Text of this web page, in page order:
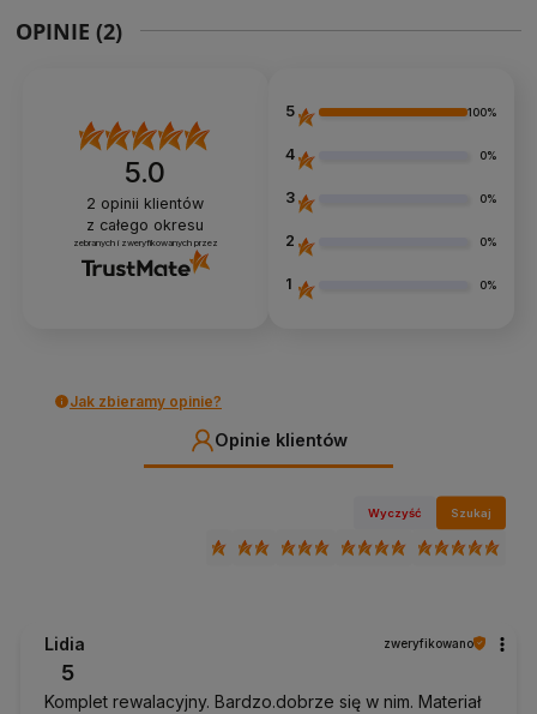
OPINIE (2)
5.0
2 opinii klientów
z całego okresu
zebranych i zweryfikowanych przez
5 100%
4 0%
3 0%
2 0%
1 0%
Jak zbieramy opinie?
Opinie klientów
Wyczyść Szukaj
Lidia zweryfikowano
5
Komplet rewalacyjny. Bardzo.dobrze się w nim. Materiał